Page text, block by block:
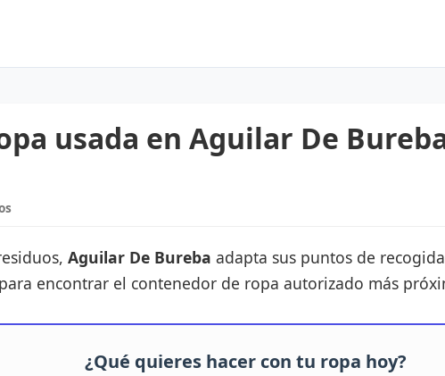
usada en Aguilar De
Aguilar De Bureba adapta sus puntos de
encontrar el contenedor de ropa autorizado más
¿Qué quieres hacer con tu ropa hoy?